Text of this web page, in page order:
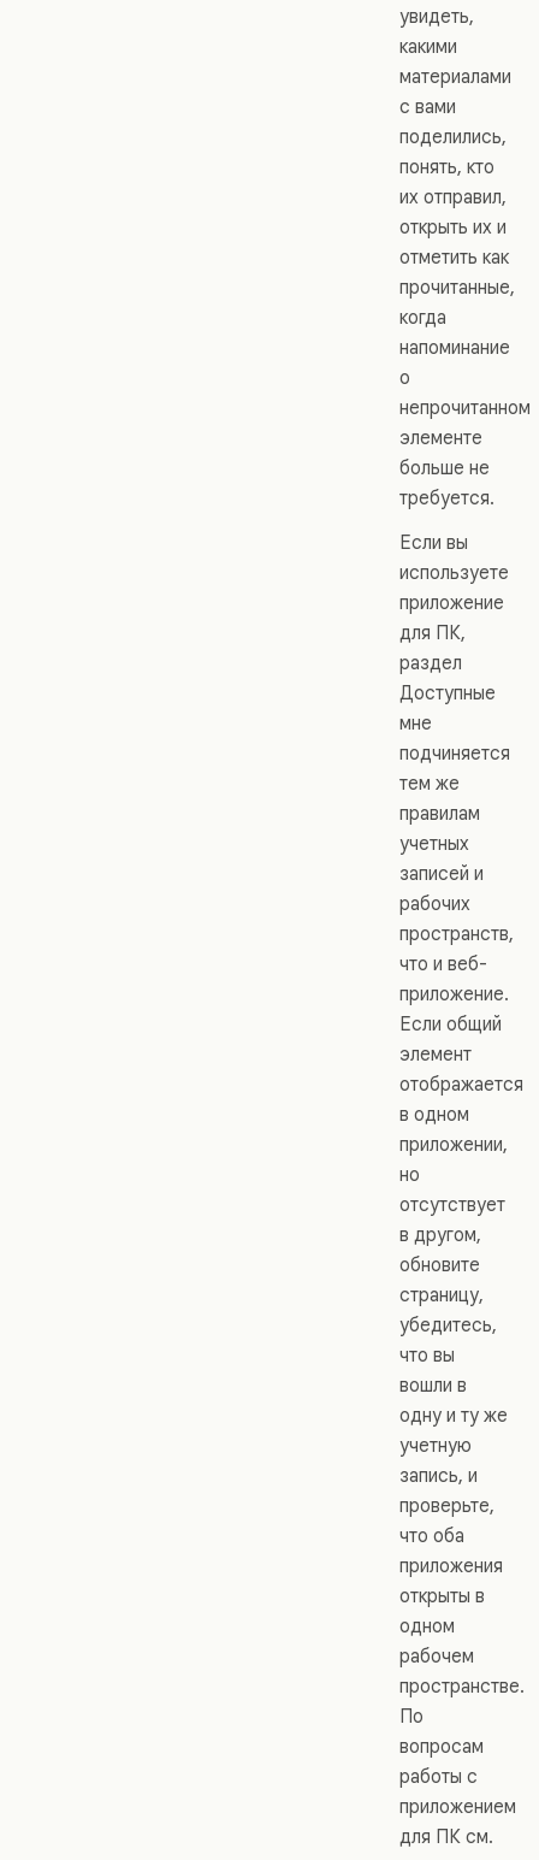
увидеть,
какими
материалами
с вами
поделились,
понять, кто
их отправил,
открыть их и
отметить как
прочитанные,
когда
напоминание
о
непрочитанном
элементе
больше не
требуется.
Если вы
используете
приложение
для ПК,
раздел
Доступные
мне
подчиняется
тем же
правилам
учетных
записей и
рабочих
пространств,
что и веб-
приложение.
Если общий
элемент
отображается
в одном
приложении,
но
отсутствует
в другом,
обновите
страницу,
убедитесь,
что вы
вошли в
одну и ту же
учетную
запись, и
проверьте,
что оба
приложения
открыты в
одном
рабочем
пространстве.
По
вопросам
работы с
приложением
для ПК см.